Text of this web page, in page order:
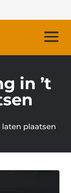
in ’t
laten plaatsen